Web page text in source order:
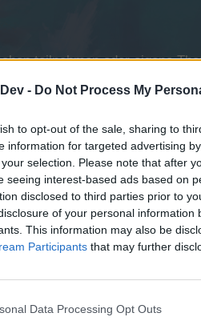
- Do Not Process My
to opt-out of the sale, sharing to
information for targeted advertising
selection. Please note that after
seeing interest-based ads based on
disclosed to third parties prior to
of your personal information
This information may also be
Participants that may further
Data Processing Opt Outs
teilnehmen oder eigene
Dich neu. Wir
die Namen der Loadouts seiner
Wahl
ein Schreibfehler sich
ändern könnte